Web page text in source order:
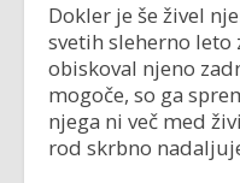
Dokler je še živel
svetih sleherno leto
obiskoval njeno
mogoče, so ga
njega ni več med
rod skrbno